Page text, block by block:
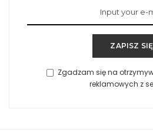
ZAPISZ SIĘ
Zgadzam się na
reklamowych z